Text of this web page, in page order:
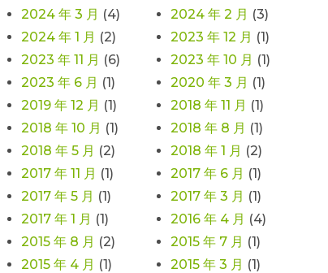
2024 年 3 月 (4) 2024 年 2 月 (3)
2024 年 1 月 (2) 2023 年 12 月 (1)
2023 年 11 月 (6) 2023 年 10 月 (1)
2023 年 6 月 (1) 2020 年 3 月 (1)
2019 年 12 月 (1) 2018 年 11 月 (1)
2018 年 10 月 (1) 2018 年 8 月 (1)
2018 年 5 月 (2) 2018 年 1 月 (2)
2017 年 11 月 (1) 2017 年 6 月 (1)
2017 年 5 月 (1) 2017 年 3 月 (1)
2017 年 1 月 (1) 2016 年 4 月 (4)
2015 年 8 月 (2) 2015 年 7 月 (1)
2015 年 4 月 (1) 2015 年 3 月 (1)